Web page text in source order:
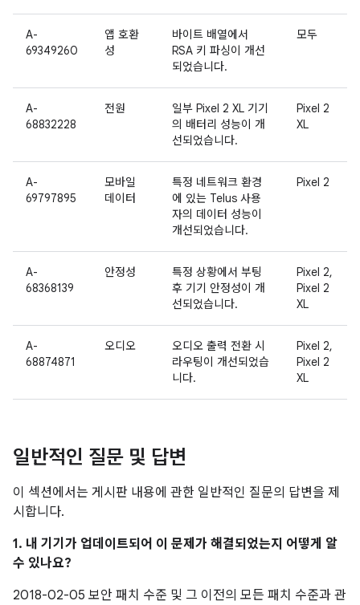
A-
69349260
앱 호환
성
바이트 배열에서
RSA 키 파싱이 개선
되었습니다.
모두
A-
68832228
전원
일부 Pixel 2 XL 기기
의 배터리 성능이 개
선되었습니다.
Pixel 2
XL
A-
69797895
모바일
데이터
특정 네트워크 환경
에 있는 Telus 사용
자의 데이터 성능이
개선되었습니다.
Pixel 2
A-
68368139
안정성
특정 상황에서 부팅
후 기기 안정성이 개
선되었습니다.
Pixel 2,
Pixel 2
XL
A-
68874871
오디오
오디오 출력 전환 시
라우팅이 개선되었습
니다.
Pixel 2,
Pixel 2
XL
일반적인 질문 및 답변
이 섹션에서는 게시판 내용에 관한 일반적인 질문의 답변을 제
시합니다.
1. 내 기기가 업데이트되어 이 문제가 해결되었는지 어떻게 알
수 있나요?
2018-02-05 보안 패치 수준 및 그 이전의 모든 패치 수준과 관